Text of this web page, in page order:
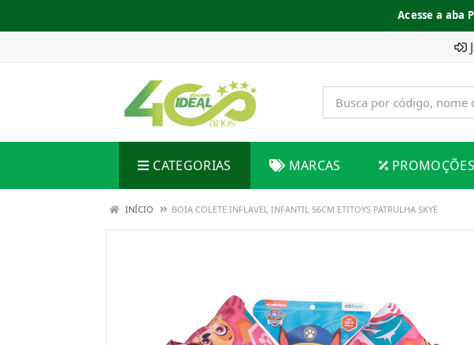
Acesse a aba
CATEGORIAS MARCAS PROMOÇÕES
INÍCIO BOIA COLETE INFLAVEL INFANTIL 56CM ETITOYS PATRULHA SKYE